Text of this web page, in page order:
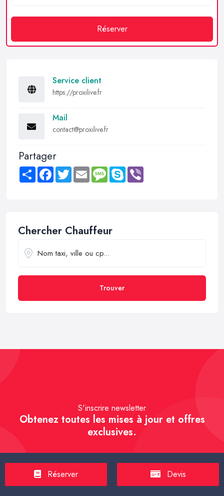
Réserver
Service client
https://proxilive.fr
Mail
contact@proxilive.fr
Partager
Share FacebookTwitter Email MessageSkype
Chercher Chauffeur
Trouver
S'inscrire newsletter
Obtenez toutes les mises à jour et offres
exclusives.
S'inscrire
Réserver Devis